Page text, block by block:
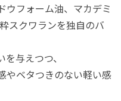
ウフォーム油、マカデミ
スクワランを独自のバ
与えつつ、
やベタつきのない軽い感